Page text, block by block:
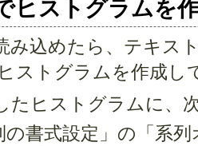
ヒストグラムを
み込めたら、テキス
ストグラムを作成し
たヒストグラムに、
の書式設定」の「系